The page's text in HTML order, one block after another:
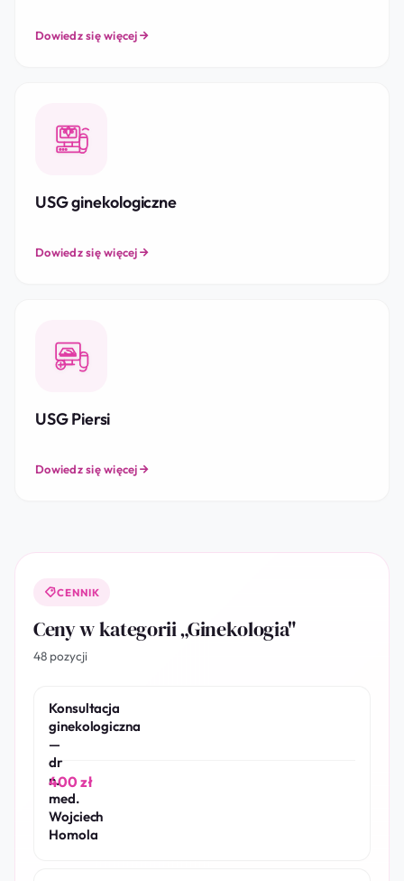
Dowiedz się więcej
USG ginekologiczne
Dowiedz się więcej
USG Piersi
Dowiedz się więcej
CENNIK
Ceny w kategorii „Ginekologia"
48 pozycji
Konsultacja
ginekologiczna
—
dr
n.
med.
Wojciech
Homola
400 zł